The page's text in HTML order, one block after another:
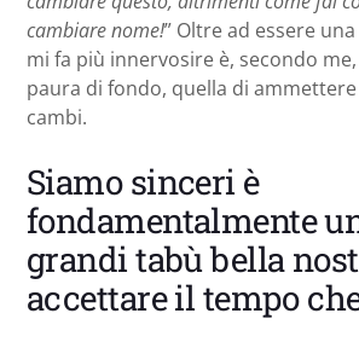
cambiare nome!” Oltre ad essere
mi fa più innervosire è, secondo
paura di fondo, quella di ammettere
cambi.
Siamo sinceri è
fondamentalmente
grandi tabù bella
accettare il tempo